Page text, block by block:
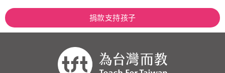
捐款支持孩子